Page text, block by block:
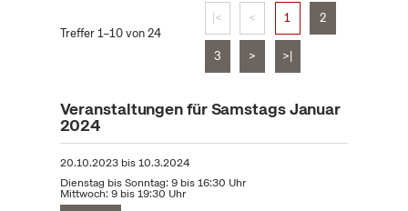
Treffer 1–10 von 24
|< < 1 2
3 > >|
Veranstaltungen für Samstags Januar
2024
20.10.2023bis10.3.2024
Dienstag bis Sonntag: 9 bis 16:30 Uhr
Mittwoch: 9 bis 19:30 Uhr